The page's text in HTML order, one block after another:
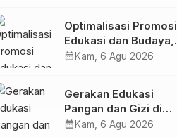
Optimalisasi Promosi
Edukasi dan Budaya,
Anjungan Provinsi
Bersama Sky World
TMII
calendar_month Kam, 6 Agu 2026
Gerakan Edukasi
Pangan dan Gizi di
Mamasa: Tingkatkan
calendar_month Kam, 6 Agu 2026